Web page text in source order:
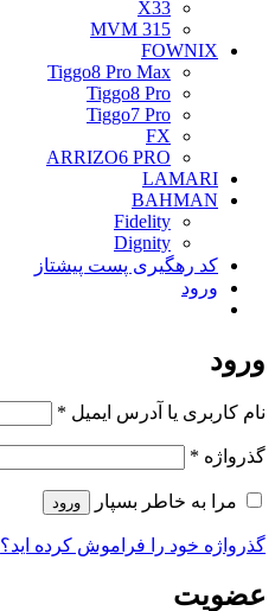
X33
MVM 315
FOWNIX
Tiggo8 Pro Max
Tiggo8 Pro
Tiggo7 Pro
FX
ARRIZO6 PRO
LAMARI
BAHMAN
Fidelity
Dignity
کد رهگیری پست پیشتاز
ورود
ورود
نام کاربری یا آدرس ایمیل *
گذرواژه *
مرا به خاطر بسپار ورود
گذرواژه خود را فراموش کرده اید؟
عضویت